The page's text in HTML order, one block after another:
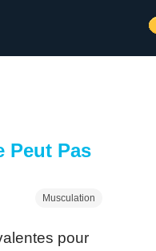
Peut Pas
Musculation
pour